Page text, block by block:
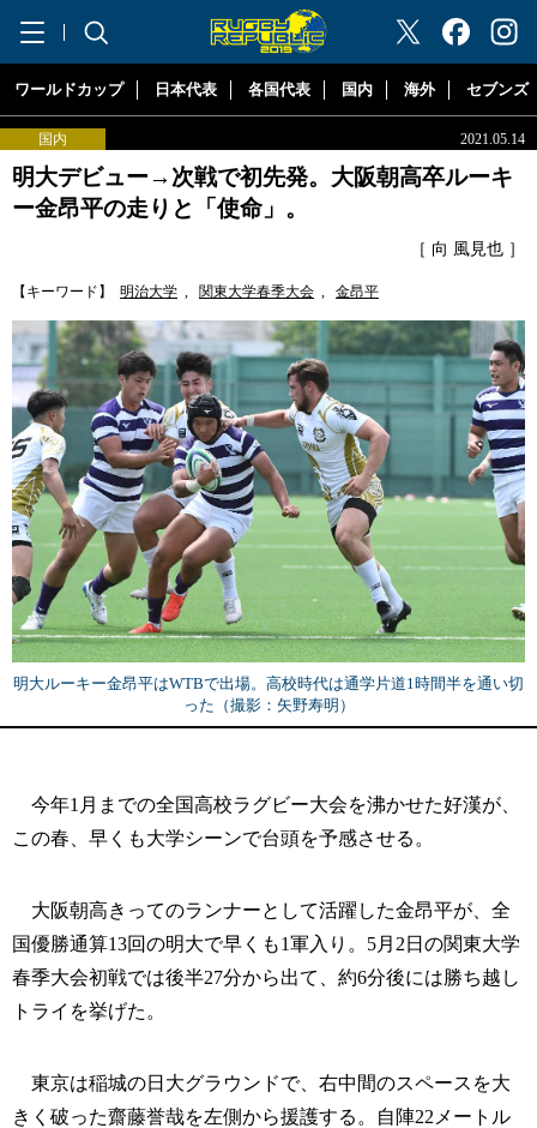
"ラグビーリパブリック"
ワールドカップ 日本代表 各国代表 国内 海外 セブンズ
国内 2021.05.14
明大デビュー→次戦で初先発。大阪朝高卒ルーキ
ー金昂平の走りと「使命」。
［ 向 風見也 ］
【キーワード】 明治大学 , 関東大学春季大会 , 金昂平
明大ルーキー金昂平はWTBで出場。高校時代は通学片道1時間半を通い切
った（撮影：矢野寿明）
今年1月までの全国高校ラグビー大会を沸かせた好漢が、
この春、早くも大学シーンで台頭を予感させる。
大阪朝高きってのランナーとして活躍した金昂平が、全
国優勝通算13回の明大で早くも1軍入り。5月2日の関東大学
春季大会初戦では後半27分から出て、約6分後には勝ち越し
トライを挙げた。
東京は稲城の日大グラウンドで、右中間のスペースを大
きく破った齋藤誉哉を左側から援護する。自陣22メートル